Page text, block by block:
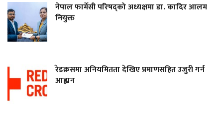
नेपाल फार्मेसी परिषद्को अध्यक्षमा डा. कादिर आलम
नियुक्त
रेडक्रसमा अनियमितता देखिए प्रमाणसहित उजुरी गर्न
आह्वान